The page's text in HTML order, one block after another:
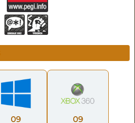
09 09